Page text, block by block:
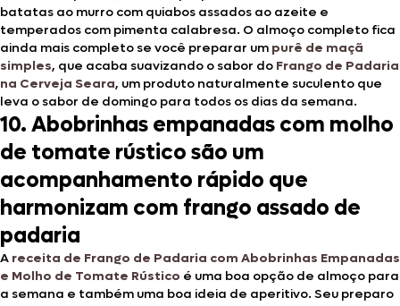
batatas ao murro com quiabos assados ao azeite e
temperados com pimenta calabresa. O almoço completo fica
ainda mais completo se você preparar um purê de maçã
simples, que acaba suavizando o sabor do Frango de Padaria
na Cerveja Seara, um produto naturalmente suculento que
leva o sabor de domingo para todos os dias da semana.
10. Abobrinhas empanadas com molho
de tomate rústico são um
acompanhamento rápido que
harmonizam com frango assado de
padaria
A receita de Frango de Padaria com Abobrinhas Empanadas
e Molho de Tomate Rústico é uma boa opção de almoço para
a semana e também uma boa ideia de aperitivo. Seu preparo